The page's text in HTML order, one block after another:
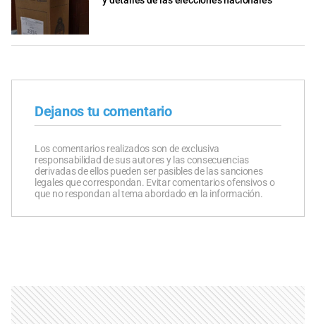
Dejanos tu comentario
Los comentarios realizados son de exclusiva
responsabilidad de sus autores y las consecuencias
derivadas de ellos pueden ser pasibles de las sanciones
legales que correspondan. Evitar comentarios ofensivos o
que no respondan al tema abordado en la información.